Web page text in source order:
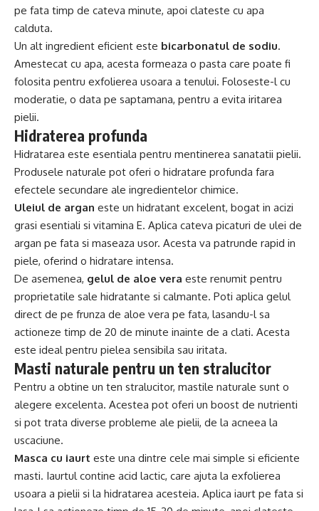
pe fata timp de cateva minute, apoi clateste cu apa
calduta.
Un alt ingredient eficient este bicarbonatul de sodiu.
Amestecat cu apa, acesta formeaza o pasta care poate fi
folosita pentru exfolierea usoara a tenului. Foloseste-l cu
moderatie, o data pe saptamana, pentru a evita iritarea
pielii.
Hidraterea profunda
Hidratarea este esentiala pentru mentinerea sanatatii pielii.
Produsele naturale pot oferi o hidratare profunda fara
efectele secundare ale ingredientelor chimice.
Uleiul de argan este un hidratant excelent, bogat in acizi
grasi esentiali si vitamina E. Aplica cateva picaturi de ulei de
argan pe fata si maseaza usor. Acesta va patrunde rapid in
piele, oferind o hidratare intensa.
De asemenea, gelul de aloe vera este renumit pentru
proprietatile sale hidratante si calmante. Poti aplica gelul
direct de pe frunza de aloe vera pe fata, lasandu-l sa
actioneze timp de 20 de minute inainte de a clati. Acesta
este ideal pentru pielea sensibila sau iritata.
Masti naturale pentru un ten stralucitor
Pentru a obtine un ten stralucitor, mastile naturale sunt o
alegere excelenta. Acestea pot oferi un boost de nutrienti
si pot trata diverse probleme ale pielii, de la acneea la
uscaciune.
Masca cu iaurt este una dintre cele mai simple si eficiente
masti. Iaurtul contine acid lactic, care ajuta la exfolierea
usoara a pielii si la hidratarea acesteia. Aplica iaurt pe fata si